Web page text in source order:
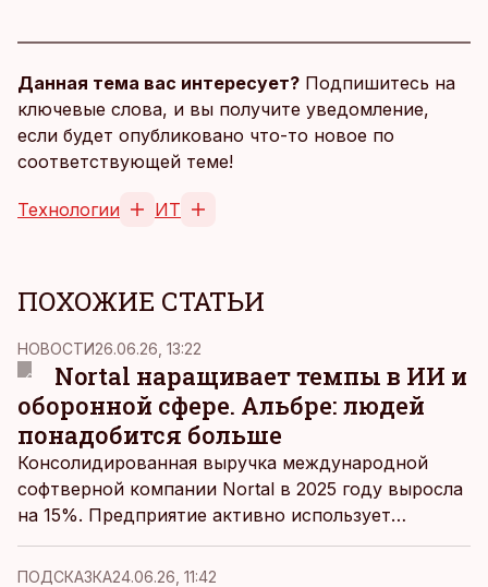
Данная тема вас интересует? Подпишитесь на
ключевые слова, и вы получите уведомление,
если будет опубликовано что-то новое по
соответствующей теме!
Технологии ИТ
ПОХОЖИЕ СТАТЬИ
НОВОСТИ26.06.26, 13:22
Nortal наращивает темпы в ИИ и
оборонной сфере. Альбре: людей
понадобится больше
Консолидированная выручка международной
софтверной компании Nortal в 2025 году выросла
на 15%. Предприятие активно использует
искусственный интеллект и нацеливается на
оборонную сферу.
ПОДСКАЗКА24.06.26, 11:42